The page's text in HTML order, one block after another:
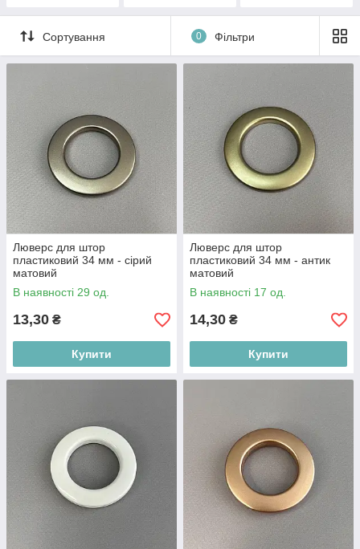
Сортування 0 Фільтри
Люверс для штор
пластиковий 34 мм - сірий
матовий
В наявності 29 од.
13,30 ₴
Купити
Люверс для штор
пластиковий 34 мм - антик
матовий
В наявності 17 од.
14,30 ₴
Купити